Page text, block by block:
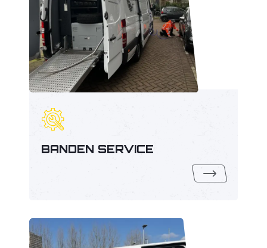
BANDEN SERVICE